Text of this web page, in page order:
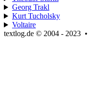
Georg Trakl
Kurt Tucholsky
Voltaire
textlog.de © 2004 - 2023 •